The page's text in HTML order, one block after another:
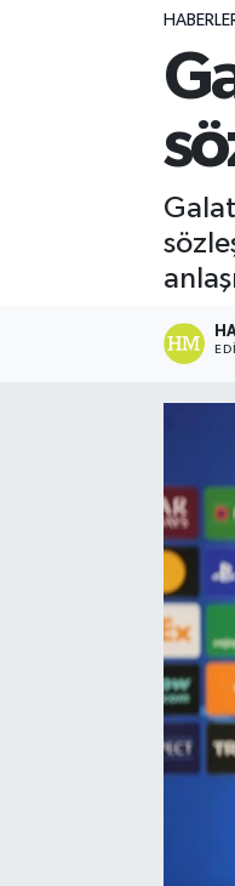
Kültür - Sanat
Lider Haber TV